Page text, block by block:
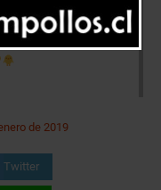
de 2019
Twitter